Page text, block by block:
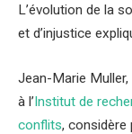
L’évolution de la
et d’injustice
Jean-Marie
à l’Institut de
conflits, considère